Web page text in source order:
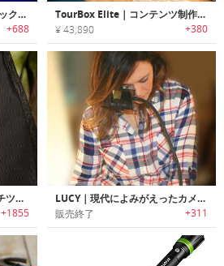
BondicEVO｜液体プラスチック溶接剤「ボンディックエボ」
+688
TourBox Elite｜コンテンツ制作で活躍するクリエイティブコントローラー「ツアーボックスエリート」
¥ 43,890 +380
【在庫限り】DAOKI｜マルチツール搭載7イン1サバイバルカラビナ
+1855
LUCY｜現代によみがえったカメラ・ルシーダ(ペインティング補助光学装置)「ルーシー」
販売終了 +311